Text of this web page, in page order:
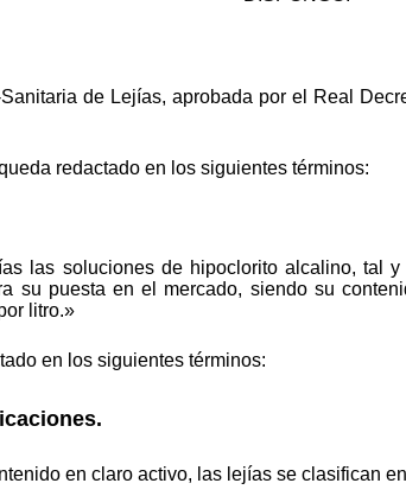
de Lejías, aprobada por el Real
redactado en los siguientes términos:
las soluciones de hipoclorito alcalino, tal
su puesta en el mercado, siendo su
litro.»
en los siguientes términos:
en claro activo, las lejías se clasifican